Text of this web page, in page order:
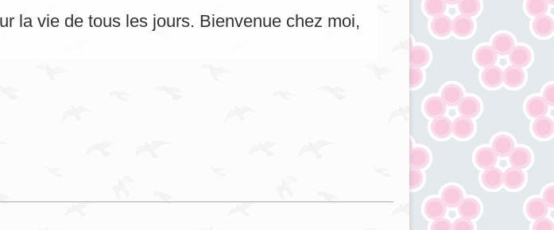
la vie de tous les jours. Bienvenue chez moi,